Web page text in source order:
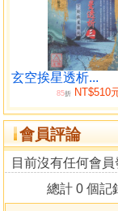
天干十二運簡論
天二運的議論
第七章 地支藏天
地支藏干概說
地支藏干的月令日
第八章 五行週行
五行與四時的關係
四時五行旺相死囚
第九章 四柱八字
四柱八字排列法
玄空挨星透析...
85折 NT$510
會員評論
目前沒有任何會
總計 0 個記